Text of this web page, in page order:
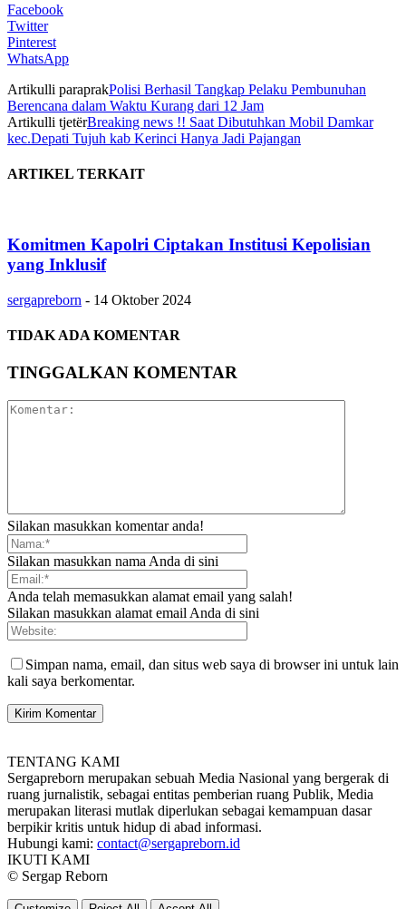
Facebook
Twitter
Pinterest
WhatsApp
Artikulli paraprakPolisi Berhasil Tangkap Pelaku Pembunuhan
Berencana dalam Waktu Kurang dari 12 Jam
Artikulli tjetërBreaking news !! Saat Dibutuhkan Mobil Damkar
kec.Depati Tujuh kab Kerinci Hanya Jadi Pajangan
ARTIKEL TERKAIT
Komitmen Kapolri Ciptakan Institusi Kepolisian
yang Inklusif
sergapreborn - 14 Oktober 2024
TIDAK ADA KOMENTAR
TINGGALKAN KOMENTAR
Silakan masukkan komentar anda!
Silakan masukkan nama Anda di sini
Anda telah memasukkan alamat email yang salah!
Silakan masukkan alamat email Anda di sini
Simpan nama, email, dan situs web saya di browser ini untuk lain
kali saya berkomentar.
TENTANG KAMI
Sergapreborn merupakan sebuah Media Nasional yang bergerak di
ruang jurnalistik, sebagai entitas pemberian ruang Publik, Media
merupakan literasi mutlak diperlukan sebagai kemampuan dasar
berpikir kritis untuk hidup di abad informasi.
Hubungi kami: contact@sergapreborn.id
IKUTI KAMI
© Sergap Reborn